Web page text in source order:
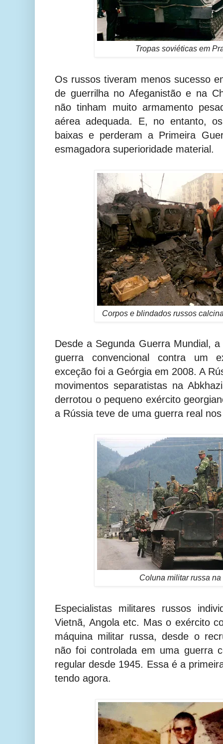
Tropas soviéticas em
Os russos tiveram menos sucesso
de guerrilha no Afeganistão e na
não tinham muito armamento
aérea adequada. E, no entanto,
baixas e perderam a Primeira
esmagadora superioridade material.
Corpos e blindados russos
Desde a Segunda Guerra Mundial,
guerra convencional contra um
exceção foi a Geórgia em 2008. A
movimentos separatistas na
derrotou o pequeno exército
a Rússia teve de uma guerra real
Coluna militar russa na
Especialistas militares russos
Vietnã, Angola etc. Mas o exército
máquina militar russa, desde o
não foi controlada em uma guerra
regular desde 1945. Essa é a
tendo agora.